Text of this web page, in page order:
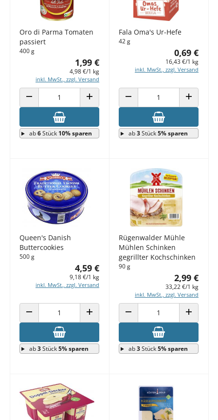
Oro di Parma Tomaten
passiert
400 g
1,99 €
4,98 €/1 kg
inkl. MwSt., zzgl. Versand
ANZAHL VERRINGERN ANZAHL ERHÖHEN
ab6Stück 10% sparen
Fala Oma's Ur-Hefe
42 g
0,69 €
16,43 €/1 kg
inkl. MwSt., zzgl. Versand
ANZAHL VERRINGERN ANZAHL
ab3Stück5% sparen
Queen's Danish
Buttercookies
500 g
4,59 €
9,18 €/1 kg
inkl. MwSt., zzgl. Versand
ANZAHL VERRINGERN ANZAHL ERHÖHEN
ab3Stück5% sparen
Rügenwalder Mühle
Mühlen Schinken
gegrillter Kochschinken
90 g
2,99 €
33,22 €/1 kg
inkl. MwSt., zzgl. Versand
ANZAHL VERRINGERN ANZAHL
ab3Stück5% sparen